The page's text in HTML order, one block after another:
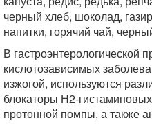
черный хлеб, шоколад,
напитки, горячий чай,
В гастроэнтерологической
кислотозависимых
изжогой, используются
блокаторы Н2-
протонной помпы, а также